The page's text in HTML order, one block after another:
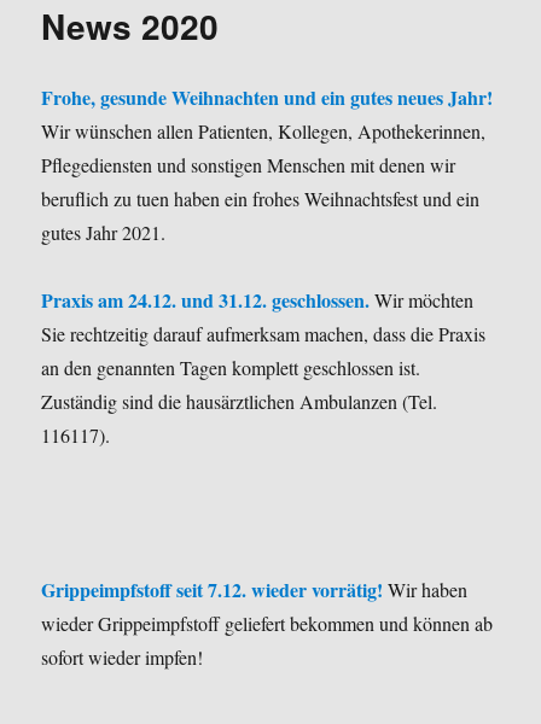
News 2020
Frohe, gesunde Weihnachten und ein gutes neues Jahr!
Wir wünschen allen Patienten, Kollegen, Apothekerinnen,
Pflegediensten und sonstigen Menschen mit denen wir
beruflich zu tuen haben ein frohes Weihnachtsfest und ein
gutes Jahr 2021.
Praxis am 24.12. und 31.12. geschlossen. Wir möchten
Sie rechtzeitig darauf aufmerksam machen, dass die Praxis
an den genannten Tagen komplett geschlossen ist.
Zuständig sind die hausärztlichen Ambulanzen (Tel.
116117).
Grippeimpfstoff seit 7.12. wieder vorrätig! Wir haben
wieder Grippeimpfstoff geliefert bekommen und können ab
sofort wieder impfen!